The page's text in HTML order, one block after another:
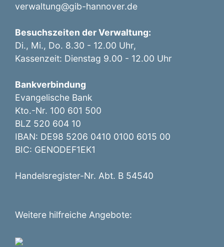
verwaltung@gib-hannover.de
Besuchszeiten der Verwaltung:
Di., Mi., Do. 8.30 - 12.00 Uhr,
Kassenzeit: Dienstag 9.00 - 12.00 Uhr
Bankverbindung
Evangelische Bank
Kto.-Nr. 100 601 500
BLZ 520 604 10
IBAN: DE98 5206 0410 0100 6015 00
BIC: GENODEF1EK1
Handelsregister-Nr. Abt. B 54540
Weitere hilfreiche Angebote: